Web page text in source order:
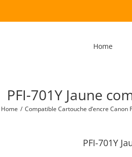
Home
PFI-701Y Jaune
Home / Compatible Cartouche d‘encre Canon
PFI-701Y